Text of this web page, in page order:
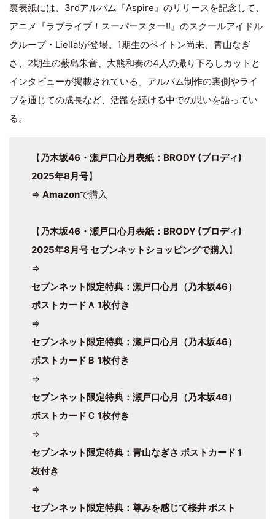
裏表紙には、3rdアルバム『Aspire』のリリースを記念して、
アニメ『ラブライブ！スーパースター!!』のスクールアイドル
グループ・Liella!が登場。1期生のペイトン尚未、青山なぎ
さ、2期生の薮島朱音、大熊和奏の4人の撮り下ろしカットと
インタビューが掲載されている。アルバム制作の裏側やライ
ブを通じての成長など、活躍を続ける中での思いを語ってい
る。
【乃木坂46・瀬戸口心月表紙：BRODY (ブロディ)
2025年8月号】
⇒ Amazonで購入
【乃木坂46・瀬戸口心月表紙：BRODY (ブロディ)
2025年8月号 セブンネットショッピングで購入】
⇒
セブンネット限定特典：瀬戸口心月（乃木坂46）
ポストカードＡ 1枚付き
⇒
セブンネット限定特典：瀬戸口心月（乃木坂46）
ポストカードＢ 1枚付き
⇒
セブンネット限定特典：瀬戸口心月（乃木坂46）
ポストカードＣ 1枚付き
⇒
セブンネット限定特典：青山なぎさ ポストカード 1
枚付き
⇒
セブンネット限定特典：尊みを感じて桜井 ポスト